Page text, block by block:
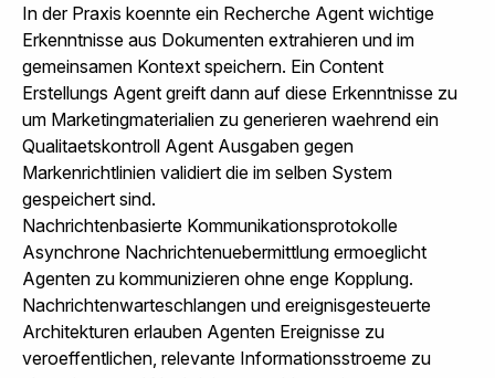
In der Praxis koennte ein Recherche Agent wichtige
Erkenntnisse aus Dokumenten extrahieren und im
gemeinsamen Kontext speichern. Ein Content
Erstellungs Agent greift dann auf diese Erkenntnisse zu
um Marketingmaterialien zu generieren waehrend ein
Qualitaetskontroll Agent Ausgaben gegen
Markenrichtlinien validiert die im selben System
gespeichert sind.
Nachrichtenbasierte Kommunikationsprotokolle
Asynchrone Nachrichtenuebermittlung ermoeglicht
Agenten zu kommunizieren ohne enge Kopplung.
Nachrichtenwarteschlangen und ereignisgesteuerte
Architekturen erlauben Agenten Ereignisse zu
veroeffentlichen, relevante Informationsstroeme zu